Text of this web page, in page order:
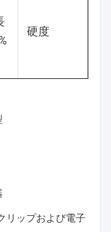
硬度
リップおよび電子